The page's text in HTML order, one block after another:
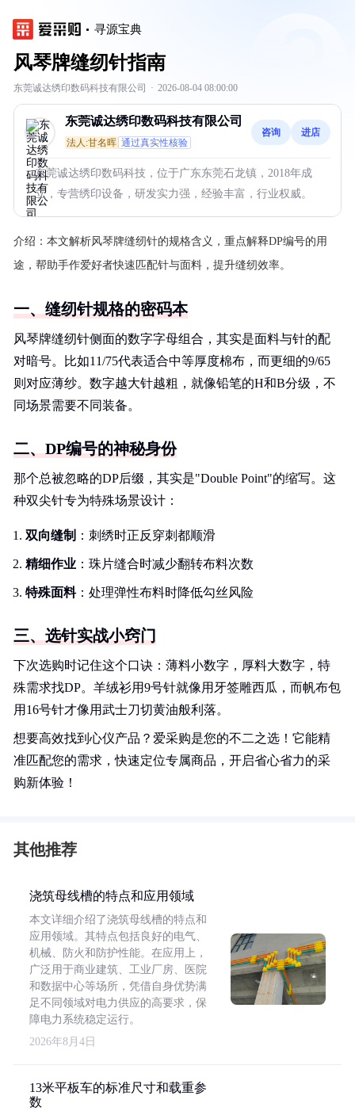
寻源宝典
风琴牌缝纫针指南
东莞诚达绣印数码科技有限公司 · 2026-08-04 08:00:00
东莞诚达绣印数码科技有限公司
法人:甘名晖 通过真实性核验
咨询 进店
东莞诚达绣印数码科技，位于广东东莞石龙镇，2018年成
立，专营绣印设备，研发实力强，经验丰富，行业权威。
介绍： 本文解析风琴牌缝纫针的规格含义，重点解释DP编号的用
途，帮助手作爱好者快速匹配针与面料，提升缝纫效率。
一、缝纫针规格的密码本
风琴牌缝纫针侧面的数字字母组合，其实是面料与针的配
对暗号。比如11/75代表适合中等厚度棉布，而更细的9/65
则对应薄纱。数字越大针越粗，就像铅笔的H和B分级，不
同场景需要不同装备。
二、DP编号的神秘身份
那个总被忽略的DP后缀，其实是"Double Point"的缩写。这
种双尖针专为特殊场景设计：
双向缝制 ：刺绣时正反穿刺都顺滑
精细作业 ：珠片缝合时减少翻转布料次数
特殊面料：处理弹性布料时降低勾丝风险
三、选针实战小窍门
下次选购时记住这个口诀：薄料小数字，厚料大数字，特
殊需求找DP。羊绒衫用9号针就像用牙签雕西瓜，而帆布包
用16号针才像用武士刀切黄油般利落。
想要高效找到心仪产品？爱采购是您的不二之选！它能精
准匹配您的需求，快速定位专属商品，开启省心省力的采
购新体验！
其他推荐
浇筑母线槽的特点和应用领域
本文详细介绍了浇筑母线槽的特点和
应用领域。其特点包括良好的电气、
机械、防火和防护性能。在应用上，
广泛用于商业建筑、工业厂房、医院
和数据中心等场所，凭借自身优势满
足不同领域对电力供应的高要求，保
障电力系统稳定运行。
2026年8月4日
13米平板车的标准尺寸和载重参
数